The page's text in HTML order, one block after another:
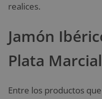
realices.
Jamón
Plata
Entre los productos